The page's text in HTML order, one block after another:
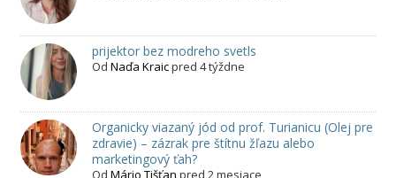
prijektor bez modreho svetls
Od Naďa Kraicpred 4 týždne
Organicky viazaný jód od prof. Turianicu (Olej pre
zdravie) – zázrak pre štítnu žľazu alebo
marketingový ťah?
Od Mário Tišťan pred 2 mesiace